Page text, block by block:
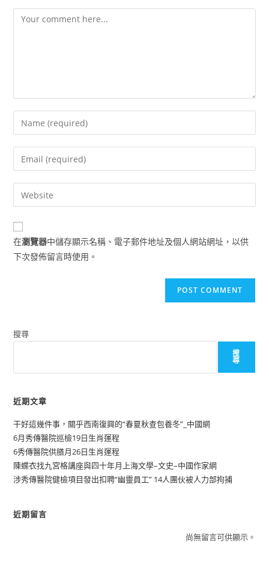
Comment
Enter
your
name
comment
Enter
your
email
address
comment
Enter
your
website
URL
(optional)
在瀏覽器中儲存顯示名稱、電子郵件地址及個人網站網址，以供
下次發佈留言時使用。
搜尋
搜
尋
近期文章
干好這幾件事，關乎西南復興的“春夏秋查包養冬”_中國網
6月秀傳醫院巡檢19日生肖運程
6秀傳醫院供膳月26日生肖運程
陳蝶衣找九宮格講座與四十年月上海文學–文史–中國作家網
涉秀傳醫院健檢項目發出扣聘“幽靈員工” 14人團伙被人力部拘捕
近期留言
尚無留言可供顯示。